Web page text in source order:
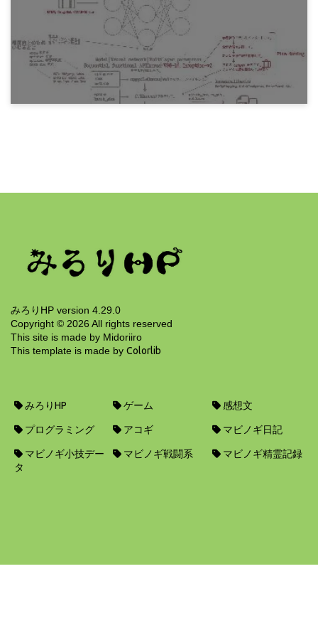
Antonio Gulli and Sujit Pal『直感 Deep
Learning』 ざっくり読み4章 GAN と WaveNet
4年前
ルネットワーク
みろりHP version 4.29.0
Copyright © 2026 All rights reserved
This site is made by Midoriiro
This template is made by Colorlib
みろりHP ゲーム 感想文
プログラミング アコギ マビノギ日記
マビノギ小技デー
タ
マビノギ戦闘系 マビノギ精霊記録